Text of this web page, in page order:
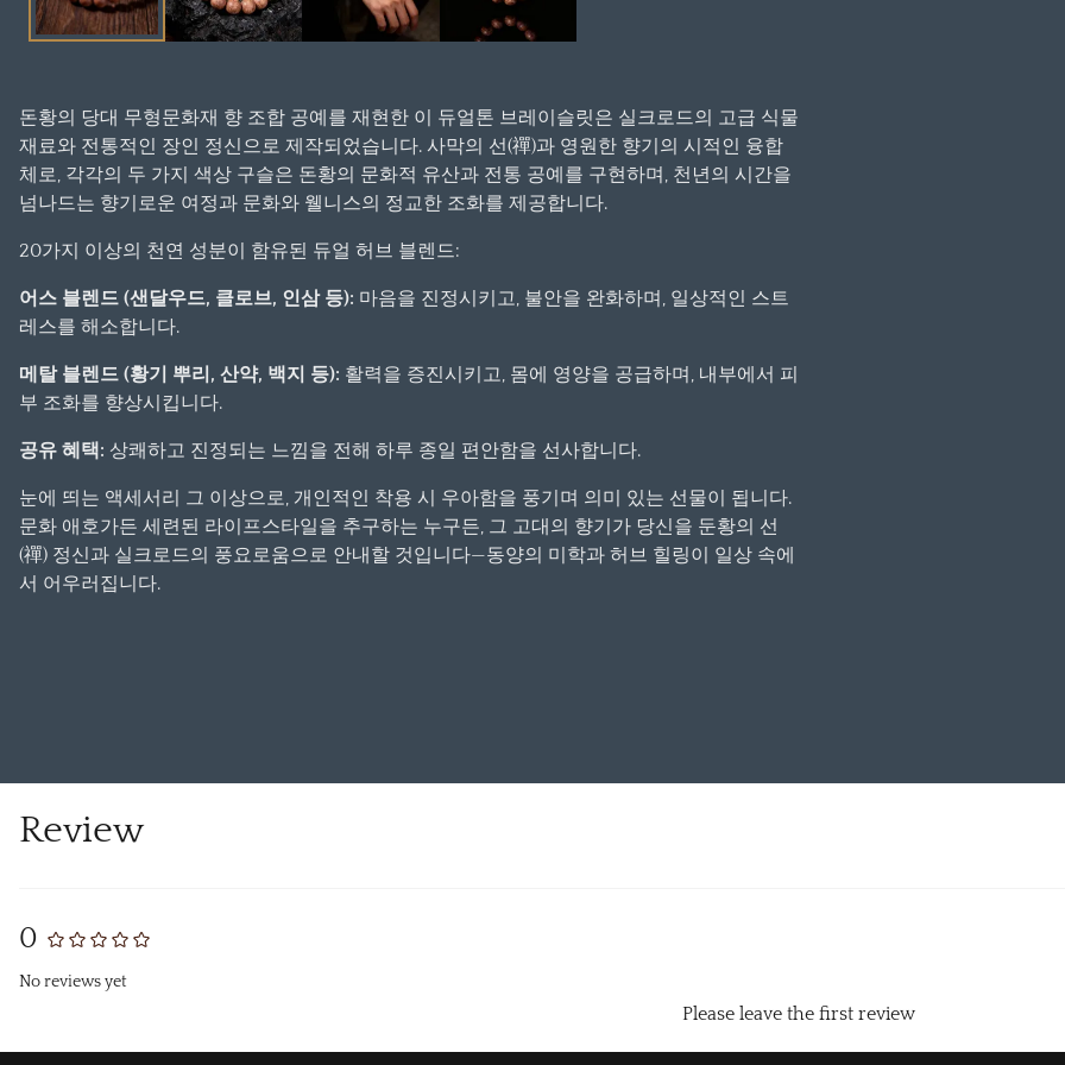
디
열
기
돈황의 당대 무형문화재 향 조합 공예를 재현한 이 듀얼톤 브레이슬릿은 실크로드의 고급 식물
재료와 전통적인 장인 정신으로 제작되었습니다. 사막의 선(禪)과 영원한 향기의 시적인 융합
체로, 각각의 두 가지 색상 구슬은 돈황의 문화적 유산과 전통 공예를 구현하며, 천년의 시간을
넘나드는 향기로운 여정과 문화와 웰니스의 정교한 조화를 제공합니다.
20가지 이상의 천연 성분이 함유된 듀얼 허브 블렌드:
어스 블렌드 (샌달우드, 클로브, 인삼 등): 마음을 진정시키고, 불안을 완화하며, 일상적인 스트
레스를 해소합니다.
메탈 블렌드 (황기 뿌리, 산약, 백지 등): 활력을 증진시키고, 몸에 영양을 공급하며, 내부에서 피
부 조화를 향상시킵니다.
공유 혜택: 상쾌하고 진정되는 느낌을 전해 하루 종일 편안함을 선사합니다.
눈에 띄는 액세서리 그 이상으로, 개인적인 착용 시 우아함을 풍기며 의미 있는 선물이 됩니다.
문화 애호가든 세련된 라이프스타일을 추구하는 누구든, 그 고대의 향기가 당신을 둔황의 선
(禪) 정신과 실크로드의 풍요로움으로 안내할 것입니다—동양의 미학과 허브 힐링이 일상 속에
서 어우러집니다.
Review
0
No reviews yet
Please leave the first review